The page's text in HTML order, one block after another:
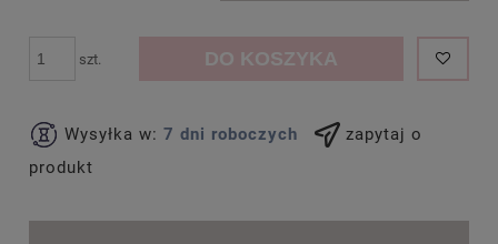
szt. DO KOSZYKA
Wysyłka w: 7 dni roboczych
zapytaj o
produkt